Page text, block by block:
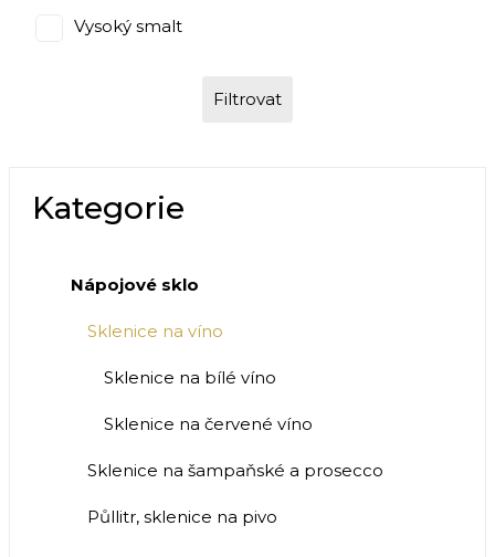
Vysoký smalt
Filtrovat
Kategorie
Nápojové sklo
Sklenice na víno
Sklenice na bílé víno
Sklenice na červené víno
Sklenice na šampaňské a prosecco
Půllitr, sklenice na pivo